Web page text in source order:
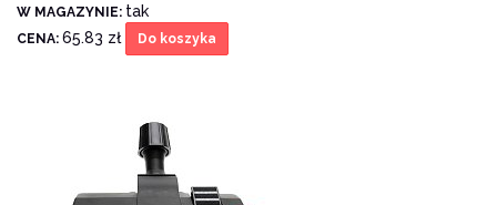
W MAGAZYNIE: tak
CENA: 65.83 zł Do koszyka